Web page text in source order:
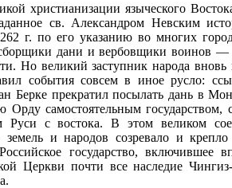
христианизации языческого
св. Александром Невским
г. по его указанию во многих
дани и вербовщики воинов —
Но великий заступник народа вновь
события совсем в иное русло:
Берке прекратил посылать дань в
Орду самостоятельным государством,
Руси с востока. В этом великом
земель и народов созревало и крепло
государство, включившее
Церкви почти все наследие